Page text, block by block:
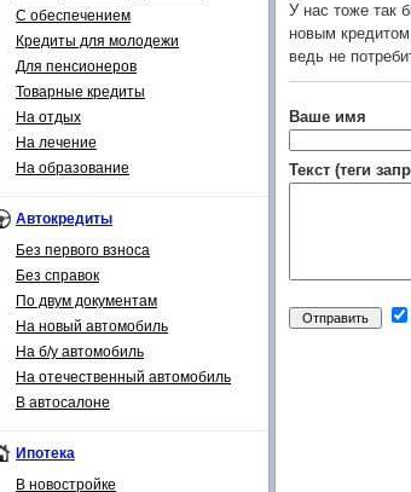
У нас тоже так
новым
ведь не
Ваше имя
Текст (теги
С обеспечением
Кредиты для молодежи
Для пенсионеров
Товарные кредиты
На отдых
На лечение
На образование
Автокредиты
Без первого взноса
Без справок
По двум документам
На новый автомобиль
На б/у автомобиль
На отечественный автомобиль
В автосалоне
Ипотека
В новостройке